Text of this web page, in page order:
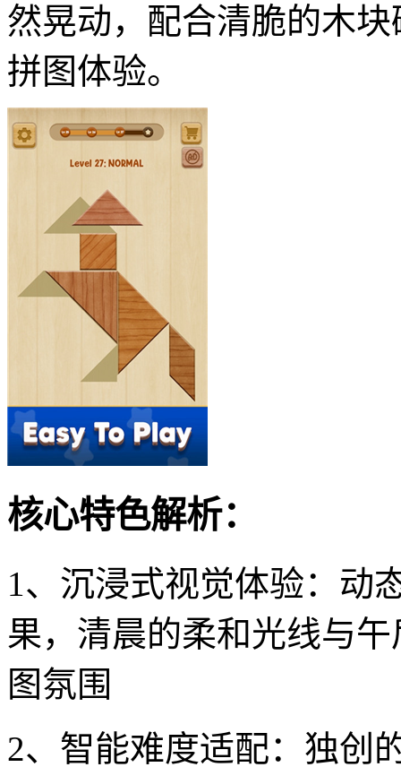
然晃动，配合清脆的木
拼图体验。
核心特色解析：
1、沉浸式视觉体验：动
果，清晨的柔和光线与
图氛围
2、智能难度适配：独创